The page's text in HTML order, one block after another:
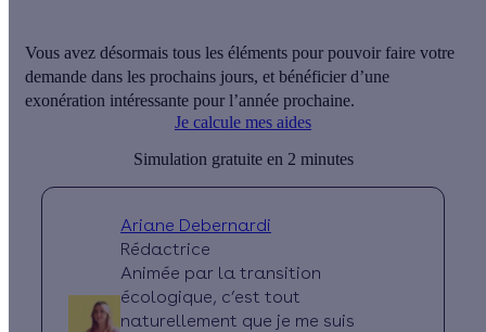
Vous avez désormais tous les éléments pour pouvoir faire votre
demande dans les prochains jours, et bénéficier d’une
exonération intéressante pour l’année prochaine.
Je calcule mes aides
Simulation gratuite en 2 minutes
Ariane Debernardi
Rédactrice
Animée par la transition
écologique, c’est tout
naturellement que je me suis